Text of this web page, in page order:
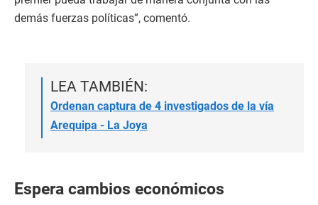
demás fuerzas políticas”, comentó.
LEA TAMBIÉN:
Ordenan captura de 4 investigados de la vía
Arequipa - La Joya
Espera cambios económicos